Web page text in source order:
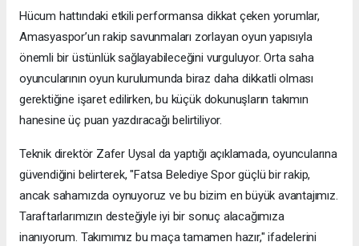
Hücum hattındaki etkili performansa dikkat çeken yorumlar,
Amasyaspor’un rakip savunmaları zorlayan oyun yapısıyla
önemli bir üstünlük sağlayabileceğini vurguluyor. Orta saha
oyuncularının oyun kurulumunda biraz daha dikkatli olması
gerektiğine işaret edilirken, bu küçük dokunuşların takımın
hanesine üç puan yazdıracağı belirtiliyor.
Teknik direktör Zafer Uysal da yaptığı açıklamada, oyuncularına
güvendiğini belirterek, "Fatsa Belediye Spor güçlü bir rakip,
ancak sahamızda oynuyoruz ve bu bizim en büyük avantajımız.
Taraftarlarımızın desteğiyle iyi bir sonuç alacağımıza
inanıyorum. Takımımız bu maça tamamen hazır," ifadelerini